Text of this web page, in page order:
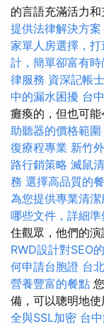
的言語充滿活力和
提供法律解決方案
家單人房選擇，
計，簡單卻富有時
律服務 資深記帳
中的漏水困擾 台
癱瘓的，但也可能
助聽器的價格範圍
復療程專業 新竹
路行銷策略 滅鼠
務 選擇高品質的
為您提供專業清潔
哪些文件，詳細
住觀眾，他們的演
RWD設計對SEO
何申請台胞證 台
營養豐富的餐點
備，可以聰明地使
全與SSL加密 台